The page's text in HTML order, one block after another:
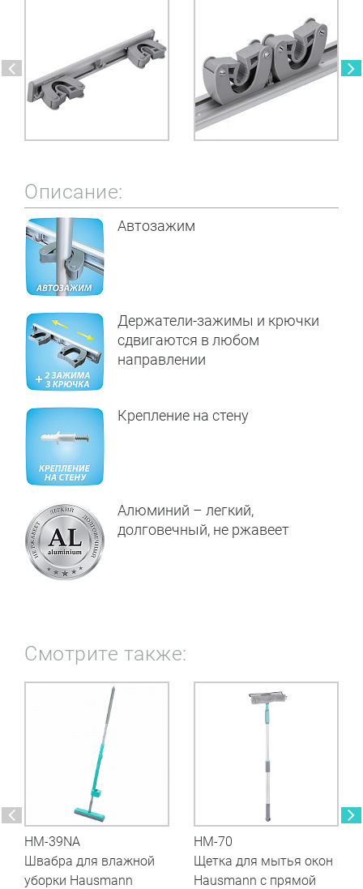
Описание:
Автозажим
Держатели-зажимы и крючки
сдвигаются в любом
направлении
Крепление на стену
Алюминий – легкий,
долговечный, не ржавеет
Смотрите также:
HM-39NA
Швабра для влажной
уборки Hausmann
HM-70
Щетка для мытья окон
Hausmann с прямой